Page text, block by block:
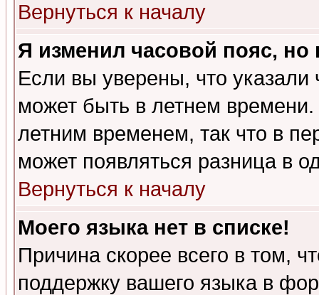
Вернуться к началу
Я изменил часовой пояс,
Если вы уверены, что указали
может быть в летнем
летним временем, так что в
может появляться разница в
Вернуться к началу
Моего языка нет в списке!
Причина скорее всего в том,
поддержку вашего языка в